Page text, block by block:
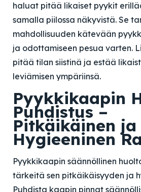
haluat pitää likaiset pyykit
samalla piilossa näkyvistä. Se
mahdollisuuden kätevään
ja odottamiseen pesua varten.
pitää tilan siistinä ja estää
leviämisen ympäriinsä.
Pyykkikaapin
Puhdistus –
Pitkäikäinen ja
Hygieeninen
Pyykkikaapin säännöllinen
tärkeitä sen pitkäikäisyyden ja
Puhdista kaapin pinnat